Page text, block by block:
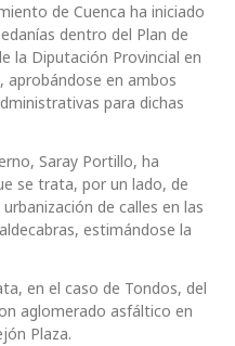
de Cuenca ha iniciado
dentro del Plan de
la Diputación Provincial en
aprobándose en ambos
para dichas
Saray Portillo, ha
se trata, por un lado, de
de calles en las
estimándose la
en el caso de Tondos, del
aglomerado asfáltico en
Plaza.